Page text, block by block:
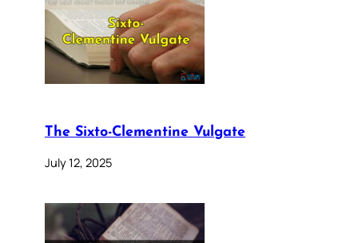
The Sixto-Clementine Vulgate
July 12, 2025